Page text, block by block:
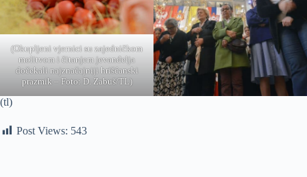
(Okupljeni vjernici su zajedničkom
molitvom i čitanjem jevanđelja
dočekali najznačajniji hrišćanski
prazmik – Foto: D. Zabuš/TL)
(tl)
Post Views: 543